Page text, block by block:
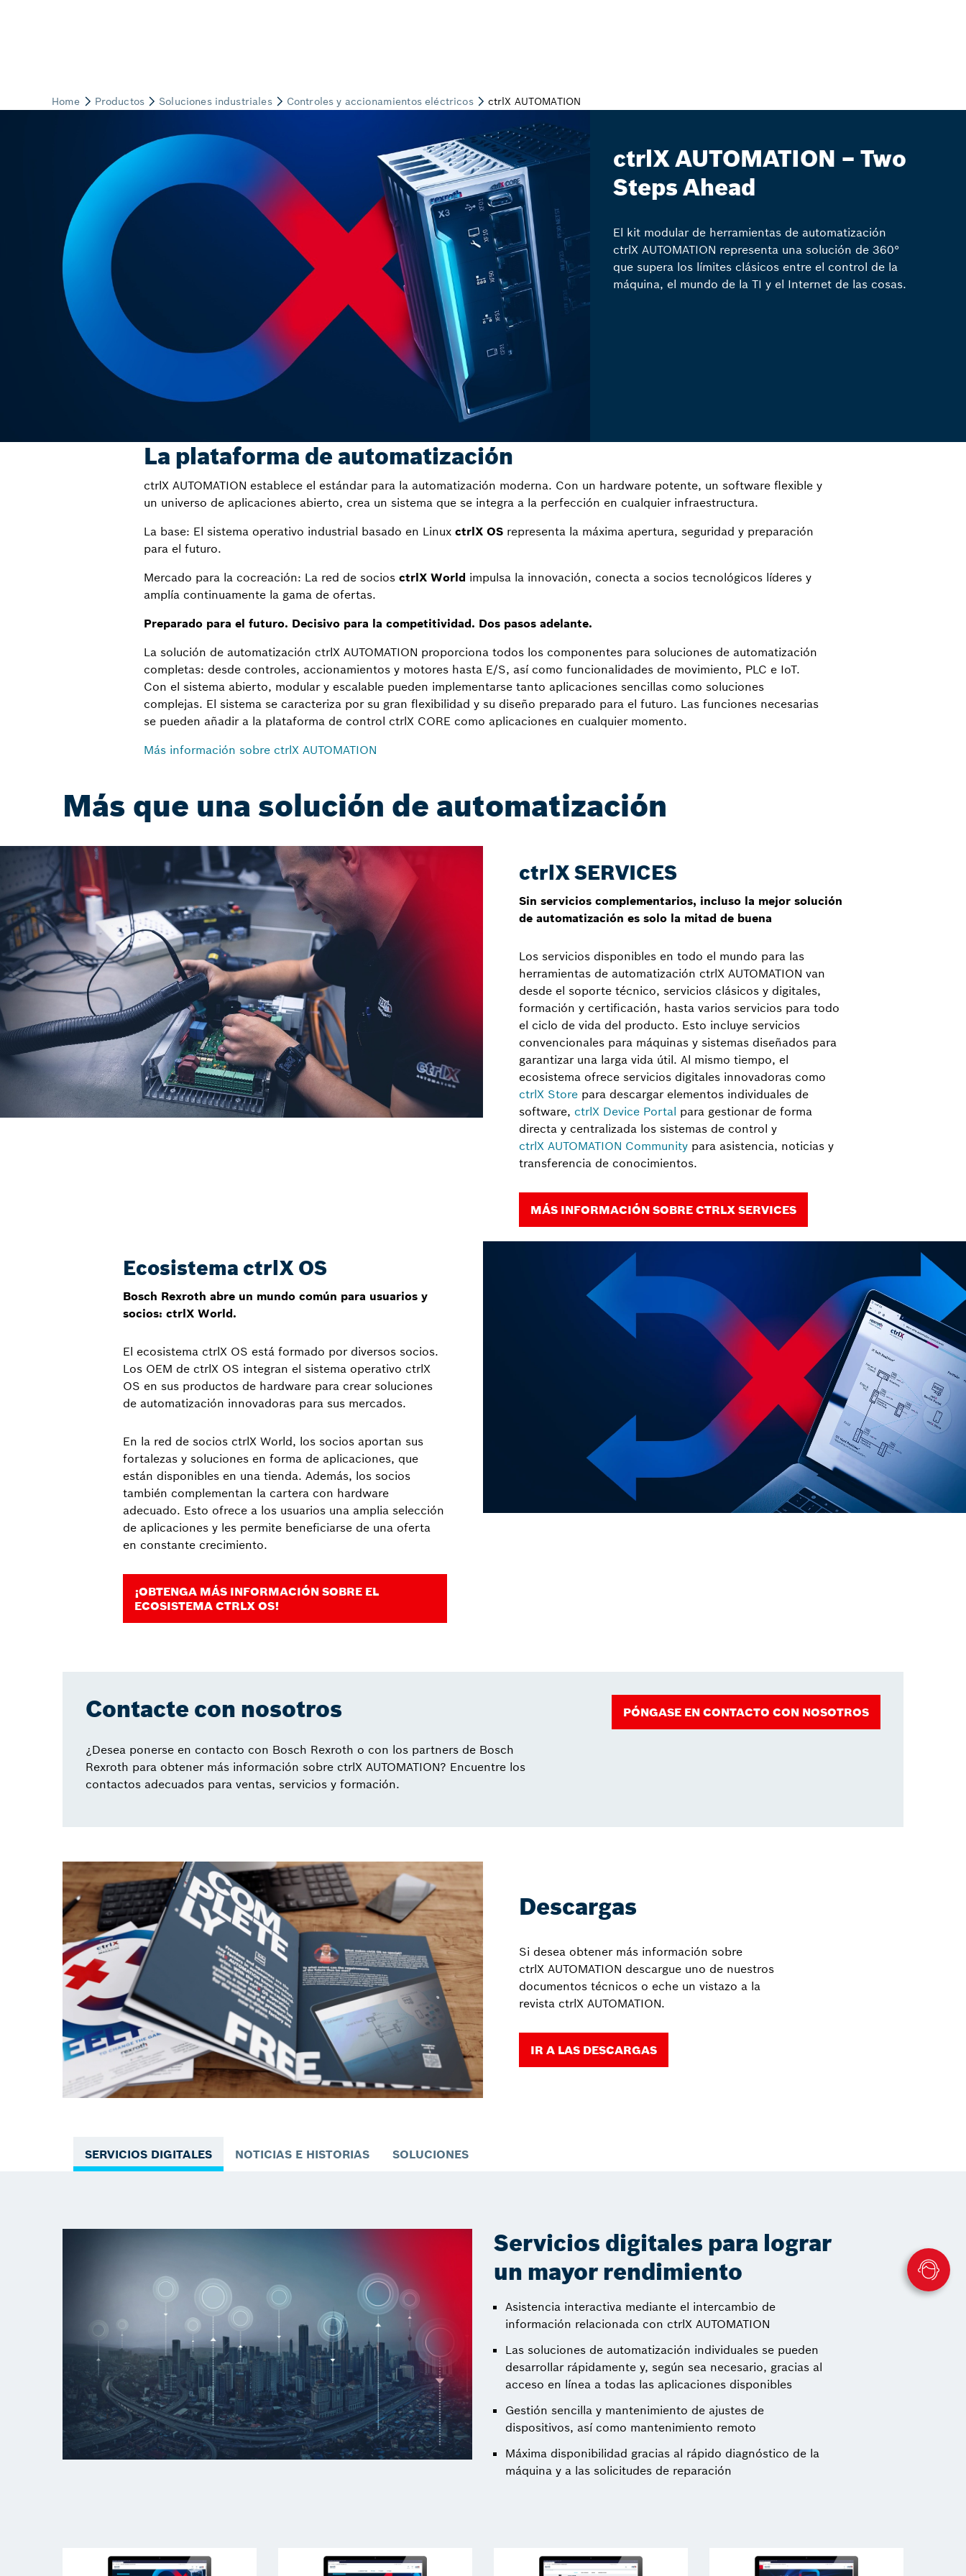
ctrlX AUTOMATION – Two
Steps Ahead
El kit modular de herramientas de automatización
ctrlX AUTOMATION representa una solución de 360°
que supera los límites clásicos entre el control de la
máquina, el mundo de la TI y el Internet de las cosas.
La plataforma de automatización
ctrlX AUTOMATION establece el estándar para la automatización moderna. Con un hardware potente, un software flexible y
un universo de aplicaciones abierto, crea un sistema que se integra a la perfección en cualquier infraestructura.
La base: El sistema operativo industrial basado en Linux ctrlX OSrepresenta la máxima apertura, seguridad y preparación
para el futuro.
Mercado para la cocreación: La red de socios ctrlX World impulsa la innovación, conecta a socios tecnológicos líderes y
amplía continuamente la gama de ofertas.
Preparado para el futuro. Decisivo para la competitividad. Dos pasos adelante.
La solución de automatización ctrlX AUTOMATION proporciona todos los componentes para soluciones de automatización
completas: desde controles, accionamientos y motores hasta E/S, así como funcionalidades de movimiento, PLC e IoT.
Con el sistema abierto, modular y escalable pueden implementarse tanto aplicaciones sencillas como soluciones
complejas. El sistema se caracteriza por su gran flexibilidad y su diseño preparado para el futuro. Las funciones necesarias
se pueden añadir a la plataforma de control ctrlX CORE como aplicaciones en cualquier momento.
Más información sobre ctrlX AUTOMATION
Más que una solución de automatización
ctrlX SERVICES
Sin servicios complementarios, incluso la mejor solución
de automatización es solo la mitad de buena
Los servicios disponibles en todo el mundo para las
herramientas de automatización ctrlX AUTOMATION van
desde el soporte técnico, servicios clásicos y digitales,
formación y certificación, hasta varios servicios para todo
el ciclo de vida del producto. Esto incluye servicios
convencionales para máquinas y sistemas diseñados para
garantizar una larga vida útil. Al mismo tiempo, el
ecosistema ofrece servicios digitales innovadoras como
ctrlX Store para descargar elementos individuales de
software, ctrlX Device Portal para gestionar de forma
directa y centralizada los sistemas de control y
ctrlX AUTOMATION Community para asistencia, noticias y
transferencia de conocimientos.
MÁS INFORMACIÓN SOBRE CTRLX SERVICES
Ecosistema ctrlX OS
Bosch Rexroth abre un mundo común para usuarios y
socios: ctrlX World.
El ecosistema ctrlX OS está formado por diversos socios.
Los OEM de ctrlX OS integran el sistema operativo ctrlX
OS en sus productos de hardware para crear soluciones
de automatización innovadoras para sus mercados.
En la red de socios ctrlX World, los socios aportan sus
fortalezas y soluciones en forma de aplicaciones, que
están disponibles en una tienda. Además, los socios
también complementan la cartera con hardware
adecuado. Esto ofrece a los usuarios una amplia selección
de aplicaciones y les permite beneficiarse de una oferta
en constante crecimiento.
¡OBTENGA MÁS INFORMACIÓN SOBRE EL
ECOSISTEMA CTRLX OS!
Contacte con nosotros
¿Desea ponerse en contacto con Bosch Rexroth o con los partners de Bosch
Rexroth para obtener más información sobre ctrlX AUTOMATION? Encuentre los
contactos adecuados para ventas, servicios y formación.
PÓNGASE EN CONTACTO CON NOSOTROS
Descargas
Si desea obtener más información sobre
ctrlX AUTOMATION descargue uno de nuestros
documentos técnicos o eche un vistazo a la
revista ctrlX AUTOMATION.
IR A LAS DESCARGAS
SERVICIOS DIGITALES NOTICIAS E HISTORIAS SOLUCIONES
Servicios digitales para lograr
un mayor rendimiento
Asistencia interactiva mediante el intercambio de
información relacionada con ctrlX AUTOMATION
Las soluciones de automatización individuales se pueden
desarrollar rápidamente y, según sea necesario, gracias al
acceso en línea a todas las aplicaciones disponibles
Gestión sencilla y mantenimiento de ajustes de
dispositivos, así como mantenimiento remoto
Máxima disponibilidad gracias al rápido diagnóstico de la
máquina y a las solicitudes de reparación